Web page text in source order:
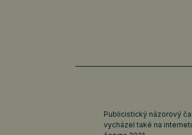
Publicistický názorový
vycházel také na